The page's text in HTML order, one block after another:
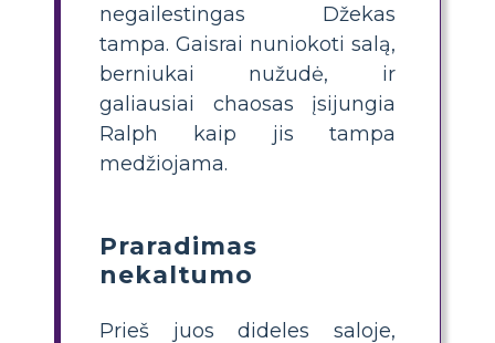
negailestingas Džekas
tampa. Gaisrai nuniokoti salą,
berniukai nužudė, ir
galiausiai chaosas įsijungia
Ralph kaip jis tampa
medžiojama.
Praradimas
nekaltumo
Prieš juos dideles saloje,